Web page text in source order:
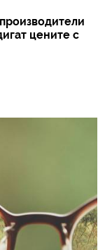
цените с